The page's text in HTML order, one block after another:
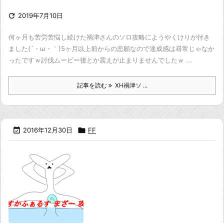
 2019年7月10日
何ヶ月も苦労苦悩し続けた禍津さんのソロ攻略にようやくけりが付き
ました(´・ω・｀)5ヶ月以上前からの悲願なので達成感は尋常じゃなか
ったですｗ討伐ムービー後とか震えが止まりませんでしたｗ ...
記事を読む XH禍津ソ ...
 2016年12月30日  FF